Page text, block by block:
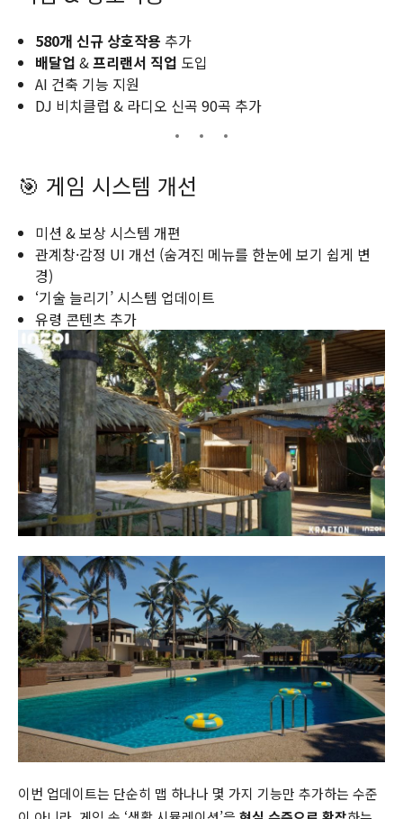
580개 신규 상호작용 추가
배달업 &프리랜서 직업 도입
AI 건축 기능 지원
DJ 비치클럽 & 라디오 신곡 90곡 추가
🎯 게임 시스템 개선
미션 & 보상 시스템 개편
관계창·감정 UI 개선 (숨겨진 메뉴를 한눈에 보기 쉽게 변
경)
‘기술 늘리기’ 시스템 업데이트
유령 콘텐츠 추가
이번 업데이트는 단순히 맵 하나나 몇 가지 기능만 추가하는 수준